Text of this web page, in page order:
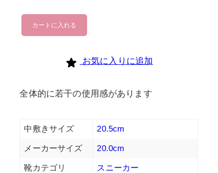
nike
個
カートに入れる
お気に入りに追加
全体的に若干の使用感があります
中敷きサイズ 20.5cm
メーカーサイズ 20.0cm
靴カテゴリ スニーカー